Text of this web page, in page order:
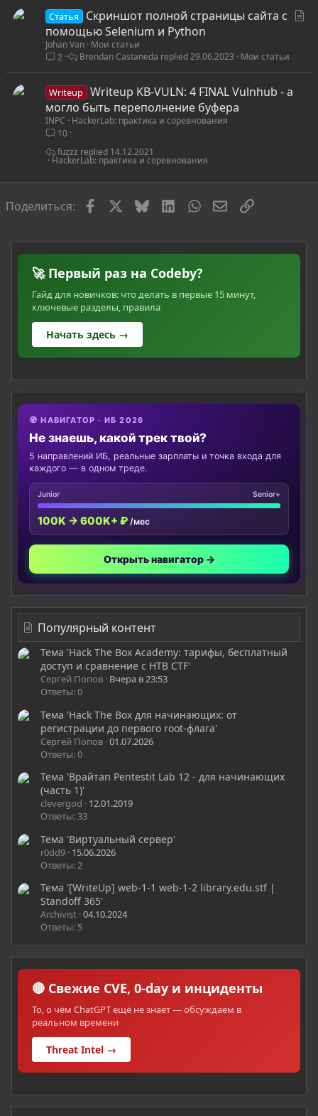
ь
Статья
Скриншот полной страницы сайта с
помощью Selenium и Python
Johan Van Мои статьи
2
Мои статьи
29.06.2023
Brendan Castaneda
Writeup Writeup KB-VULN: 4 FINAL Vulnhub - а
могло быть переполнение буфера
INPC
HackerLab: практика и соревнования
10
HackerLab: практика и соревнования
14.12.2021
fuzzz
Поделиться: FacebookBlueskyLinkedInWhatsAppЭлектронная
Ссылка
🚀 Первый раз на Codeby?
Гайд для новичков: что делать в первые 15 минут,
ключевые разделы, правила
Начать здесь →
🧭 НАВИГАТОР · ИБ 2026
Не знаешь, какой трек твой?
5 направлений ИБ, реальные зарплаты и точка входа для
каждого — в одном треде.
Junior Senior+
100K → 600K+ ₽ /мес
Открыть навигатор →
Популярный контент
Тема 'Hack The Box Academy: тарифы, бесплатный
доступ и сравнение с HTB CTF'
Сергей Попов Вчера в 23:53
Ответы: 0
Тема 'Hack The Box для начинающих: от
регистрации до первого root-флага'
Сергей Попов 01.07.2026
Ответы: 0
Тема 'Врайтап Pentestit Lab 12 - для начинающих
(часть 1)'
clevergod
12.01.2019
Ответы: 33
Тема 'Виртуальный сервер'
r0dd9 15.06.2026
Ответы: 2
Тема '[WriteUp] web-1-1 web-1-2 library.edu.stf |
Standoff 365'
Archivist 04.10.2024
Ответы: 5
🔴 Свежие CVE, 0-day и инциденты
То, о чём ChatGPT ещё не знает — обсуждаем в
реальном времени
Threat Intel →